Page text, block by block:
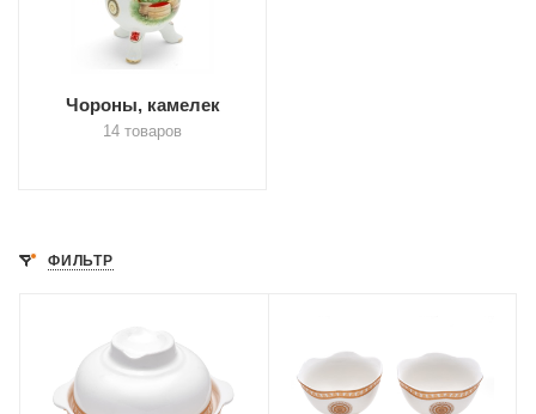
Чороны, камелек
14 товаров
ФИЛЬТР